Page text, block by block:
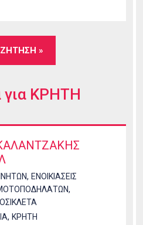
ΚΡΗΤΗ
, ΕΝΟΙΚΙΑΣΕΙΣ
,
, ΚΡΗΤΗ